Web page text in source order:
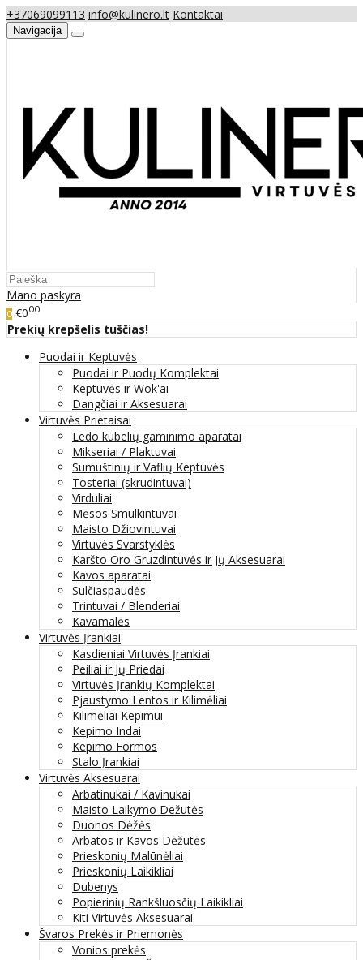
+37069099113 info@kulinero.lt Kontaktai
Navigacija
Mano paskyra
0 €000
Prekių krepšelis tuščias!
Puodai ir Keptuvės
Puodai ir Puodų Komplektai
Keptuvės ir Wok'ai
Dangčiai ir Aksesuarai
Virtuvės Prietaisai
Ledo kubelių gaminimo aparatai
Mikseriai / Plaktuvai
Sumuštinių ir Vaflių Keptuvės
Tosteriai (skrudintuvai)
Virduliai
Mėsos Smulkintuvai
Maisto Džiovintuvai
Virtuvės Svarstyklės
Karšto Oro Gruzdintuvės ir Jų Aksesuarai
Kavos aparatai
Sulčiaspaudės
Trintuvai / Blenderiai
Kavamalės
Virtuvės Įrankiai
Kasdieniai Virtuvės Įrankiai
Peiliai ir Jų Priedai
Virtuvės Įrankių Komplektai
Pjaustymo Lentos ir Kilimėliai
Kilimėliai Kepimui
Kepimo Indai
Kepimo Formos
Stalo Įrankiai
Virtuvės Aksesuarai
Arbatinukai / Kavinukai
Maisto Laikymo Dežutės
Duonos Dėžės
Arbatos ir Kavos Dėžutės
Prieskonių Malūnėliai
Prieskonių Laikikliai
Dubenys
Popierinių Rankšluosčių Laikikliai
Kiti Virtuvės Aksesuarai
Švaros Prekės ir Priemonės
Vonios prekės